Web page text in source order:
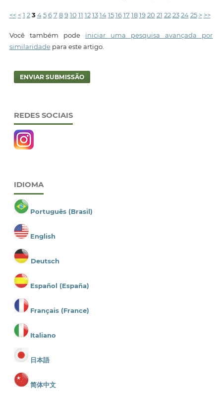
<< < 1 2 3 4 5 6 7 8 9 10 11 12 13 14 15 16 17 18 19 20 21 22 23 24 25 > >>
Você também pode iniciar uma pesquisa avançada por
similaridadepara este artigo.
ENVIAR SUBMISSÃO
REDES SOCIAIS
IDIOMA
Português (Brasil)
English
Deutsch
Español (España)
Français (France)
Italiano
日本語
简体中文